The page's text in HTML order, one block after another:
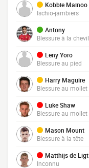
Kobbie Mainoo
Ischio-jambiers
Antony
Blessure à la
Leny Yoro
Blessure au pied
Harry Maguire
Blessure au mollet
Luke Shaw
Blessure au mollet
Mason Mount
Blessure à la tête
Matthijs de Ligt
Inconnu